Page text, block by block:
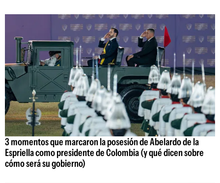
3 momentos que marcaron la posesión de Abelardo de la
Espriella como presidente de Colombia (y qué dicen sobre
cómo será su gobierno)